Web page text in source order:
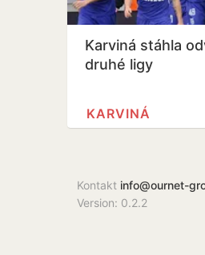
Karviná stáhla
druhé ligy
KARVINÁ
Kontakt info@ournet-
Version: 0.2.2